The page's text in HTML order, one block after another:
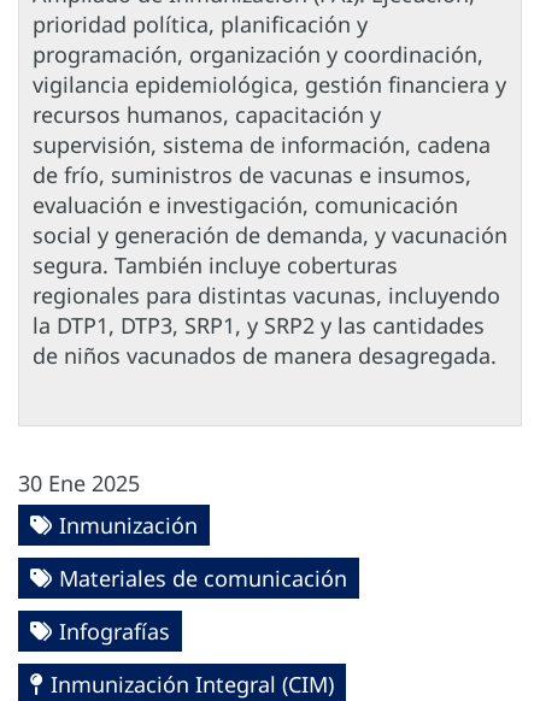
prioridad política, planificación y
programación, organización y coordinación,
vigilancia epidemiológica, gestión financiera y
recursos humanos, capacitación y
supervisión, sistema de información, cadena
de frío, suministros de vacunas e insumos,
evaluación e investigación, comunicación
social y generación de demanda, y vacunación
segura. También incluye coberturas
regionales para distintas vacunas, incluyendo
la DTP1, DTP3, SRP1, y SRP2 y las cantidades
de niños vacunados de manera desagregada.
30 Ene 2025
Inmunización
Materiales de comunicación
Infografías
Inmunización Integral (CIM)